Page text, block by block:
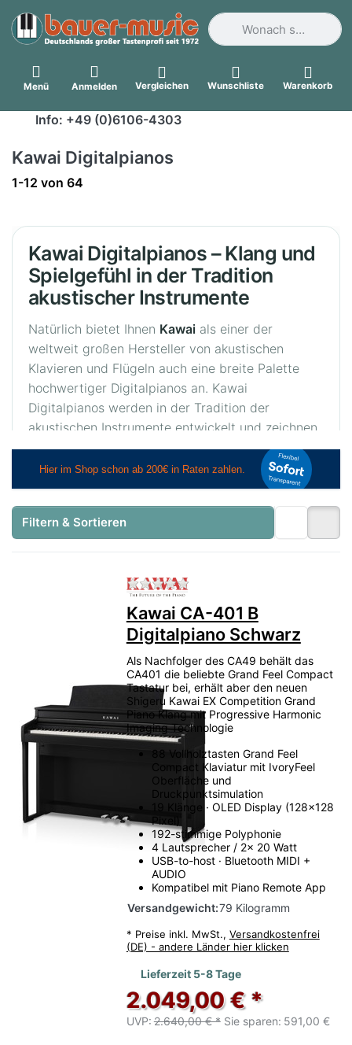
Geben Sie einen
Menü Anmelden Vergleichen Wunschliste Warenkorb
Info: +49 (0)6106-4303
Kawai Digitalpianos
Suchergebnisse:
1-12 von 64
Kawai Digitalpianos – Klang und
Spielgefühl in der Tradition
akustischer Instrumente
Natürlich bietet Ihnen Kawai als einer der
weltweit großen Hersteller von akustischen
Klavieren und Flügeln auch eine breite Palette
hochwertiger Digitalpianos an. Kawai
Digitalpianos werden in der Tradition der
akustischen Instrumente entwickelt und zeichnen
sich durch hohe Detailtreue, eine besonders
natürliche Ansprache und eine überzeugende
Umsetzung des akustischen Vorbilds aus.
Moderne Klangtechnologien wie
Harmonic Imagingund sorgfältig gesampelte
Digitalpianos. Die Modelle der Concert-Artist-
Serie orientieren sich klanglich unter anderem am
renommierten Kawai EX Konzertflügel und bieten
eine große klangliche Bandbreite für Einsteiger,
Fortgeschrittene und anspruchsvolle Spieler.
Kawai Digitalpianos testen
Kawai Digitalpianos vor Ort
Ob Kawai CA-Serie, CN-Serie oder
NOVUS Hybridpiano: Viele Unterschiede
lassen sich am besten direkt am
Instrument beurteilen.
CA, CN und NOVUS im direkten
Vergleich erleben
Vergleichen Sie ausgewählteKawai
Filtern & Sortieren
Zu diesem Produkt liegen
Kawai CA-401 B
Digitalpiano Schwarz
Als Nachfolger des CA49 behält das
CA401 die beliebte Grand Feel Compact
Tastatur bei, erhält aber den neuen
Shigeru Kawai EX Competition Grand
Piano Klang mit Progressive Harmonic
Imaging Technologie
88 Vollholztasten Grand Feel
Compact Klaviatur mit IvoryFeel
Oberfläche und
Druckpunktsimulation
19 Klänge · OLED Display (128x128
Pixel)
192-stimmige Polyphonie
4 Lautsprecher / 2x 20 Watt
USB-to-host · Bluetooth MIDI +
AUDIO
Kompatibel mit Piano Remote App
Versandgewicht:79 Kilogramm
* Preise inkl. MwSt., Versandkostenfrei
(DE) - andere Länder hier klicken
Lieferzeit 5-8 Tage
2.049,00 € *
UVP: 2.640,00 € * Sie sparen: 591,00 €